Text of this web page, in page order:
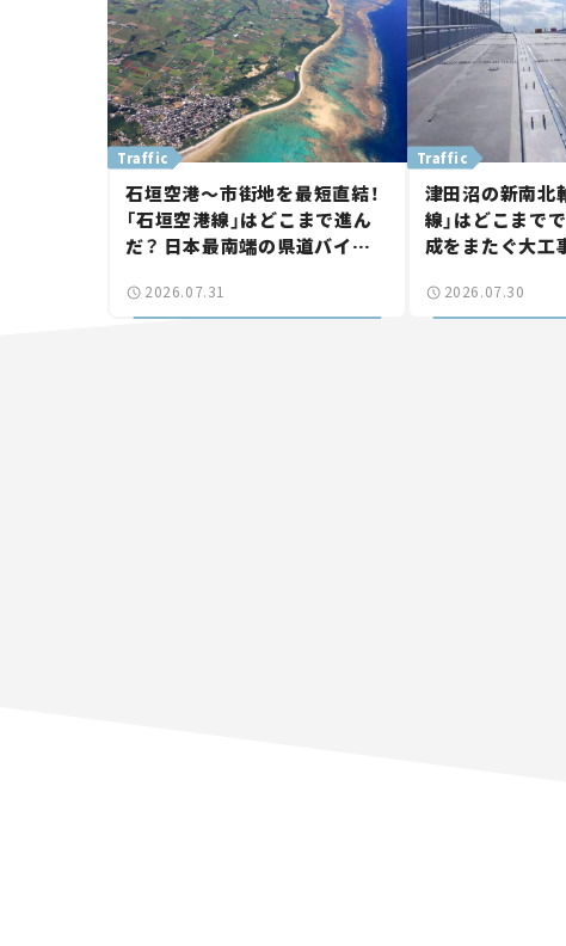
Traffic
石垣空港～市街地を最短直結！
「石垣空港線」はどこまで進ん
だ？ 日本最南端の県道バイパ
気になる道路計画】
2026.07.31
Traffic
津田沼の新南北
線」はどこまで
成をまたぐ大工
結【いま気になる
2026.07.30